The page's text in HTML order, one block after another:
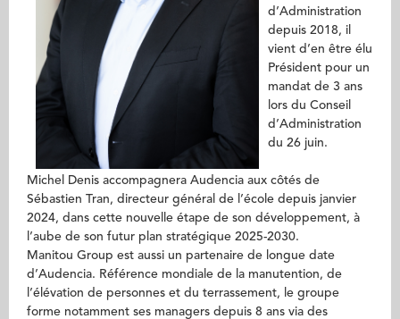
d’Administration
depuis 2018, il
vient d’en être élu
Président pour un
mandat de 3 ans
lors du Conseil
d’Administration
du 26 juin.
Michel Denis accompagnera Audencia aux côtés de
Sébastien Tran, directeur général de l’école depuis janvier
2024, dans cette nouvelle étape de son développement, à
l’aube de son futur plan stratégique 2025-2030.
Manitou Group est aussi un partenaire de longue date
d’Audencia. Référence mondiale de la manutention, de
l’élévation de personnes et du terrassement, le groupe
forme notamment ses managers depuis 8 ans via des